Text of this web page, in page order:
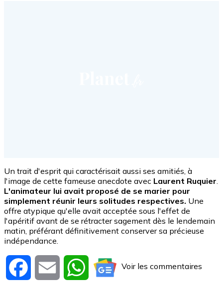
Un trait d'esprit qui caractérisait aussi ses amitiés, à
l'image de cette fameuse anecdote avec Laurent Ruquier.
L'animateur lui avait proposé de se marier pour
simplement réunir leurs solitudes respectives. Une
offre atypique qu'elle avait acceptée sous l'effet de
l'apéritif avant de se rétracter sagement dès le lendemain
matin, préférant définitivement conserver sa précieuse
indépendance.
Facebook Email WhatsAppVoir les commentaires